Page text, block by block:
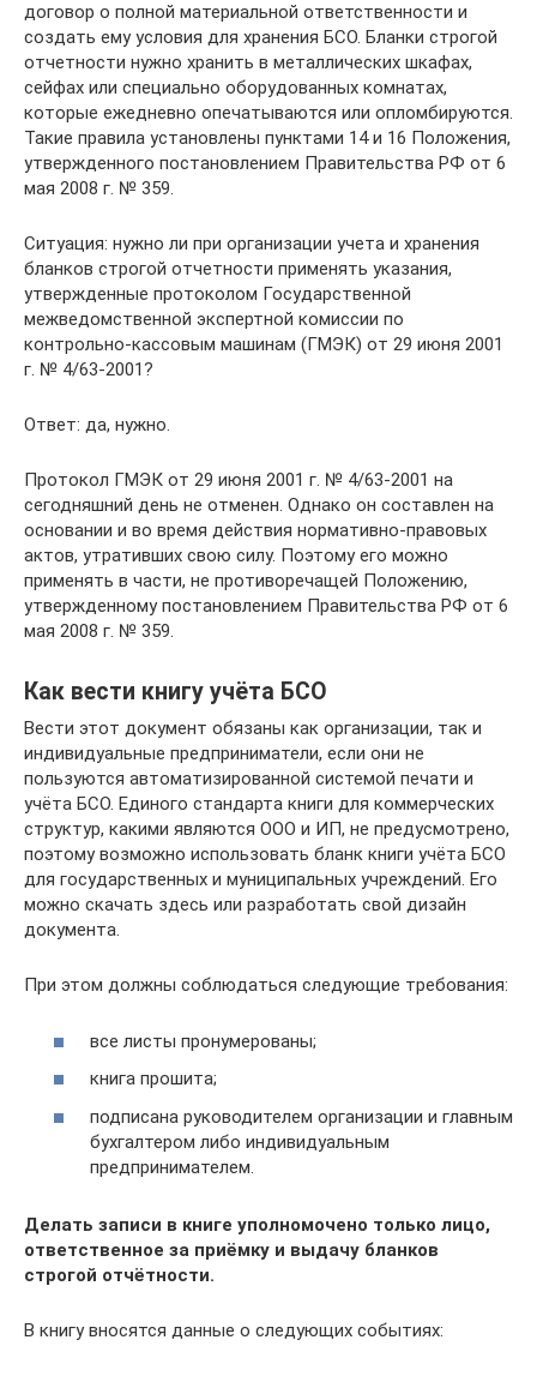
договор о полной материальной ответственности и
создать ему условия для хранения БСО. Бланки строгой
отчетности нужно хранить в металлических шкафах,
сейфах или специально оборудованных комнатах,
которые ежедневно опечатываются или опломбируются.
Такие правила установлены пунктами 14 и 16 Положения,
утвержденного постановлением Правительства РФ от 6
мая 2008 г. № 359.
Ситуация: нужно ли при организации учета и хранения
бланков строгой отчетности применять указания,
утвержденные протоколом Государственной
межведомственной экспертной комиссии по
контрольно-кассовым машинам (ГМЭК) от 29 июня 2001
г. № 4/63-2001?
Ответ: да, нужно.
Протокол ГМЭК от 29 июня 2001 г. № 4/63-2001 на
сегодняшний день не отменен. Однако он составлен на
основании и во время действия нормативно-правовых
актов, утративших свою силу. Поэтому его можно
применять в части, не противоречащей Положению,
утвержденному постановлением Правительства РФ от 6
мая 2008 г. № 359.
Как вести книгу учёта БСО
Вести этот документ обязаны как организации, так и
индивидуальные предприниматели, если они не
пользуются автоматизированной системой печати и
учёта БСО. Единого стандарта книги для коммерческих
структур, какими являются ООО и ИП, не предусмотрено,
поэтому возможно использовать бланк книги учёта БСО
для государственных и муниципальных учреждений. Его
можно скачать здесь или разработать свой дизайн
документа.
При этом должны соблюдаться следующие требования:
все листы пронумерованы;
книга прошита;
подписана руководителем организации и главным
бухгалтером либо индивидуальным
предпринимателем.
Делать записи в книге уполномочено только лицо,
ответственное за приёмку и выдачу бланков
строгой отчётности.
В книгу вносятся данные о следующих событиях: